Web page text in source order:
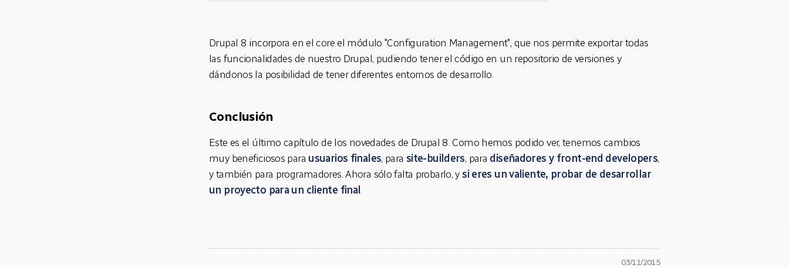
Drupal 8 incorpora en el core el módulo "Configuration Management", que nos permite exportar todas
las funcionalidades de nuestro Drupal, pudiendo tener el código en un repositorio de versiones y
dándonos la posibilidad de tener diferentes entornos de desarrollo.
Conclusión
Este es el último capítulo de los novedades de Drupal 8. Como hemos podido ver, tenemos cambios
muy beneficiosos para usuarios finales, para site-builders, para diseñadores y front-end developers,
y también para programadores. Ahora sólo falta probarlo, ysi eres un valiente, probar de desarrollar
un proyecto para un cliente final.
03/11/2015